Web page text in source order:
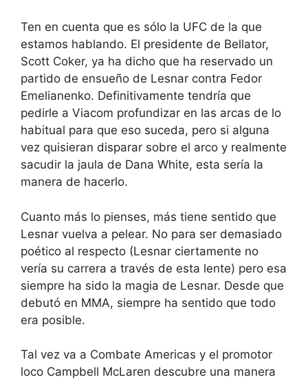
Ten en cuenta que es sólo la UFC de la que
estamos hablando. El presidente de Bellator,
Scott Coker, ya ha dicho que ha reservado un
partido de ensueño de Lesnar contra Fedor
Emelianenko. Definitivamente tendría que
pedirle a Viacom profundizar en las arcas de lo
habitual para que eso suceda, pero si alguna
vez quisieran disparar sobre el arco y realmente
sacudir la jaula de Dana White, esta sería la
manera de hacerlo.
Cuanto más lo pienses, más tiene sentido que
Lesnar vuelva a pelear. No para ser demasiado
poético al respecto (Lesnar ciertamente no
vería su carrera a través de esta lente) pero esa
siempre ha sido la magia de Lesnar. Desde que
debutó en MMA, siempre ha sentido que todo
era posible.
Tal vez va a Combate Americas y el promotor
loco Campbell McLaren descubre una manera